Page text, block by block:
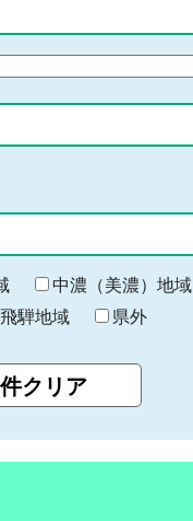
中濃（美濃）地域
飛騨地域 県外